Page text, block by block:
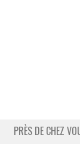
PRÈS DE CHEZ